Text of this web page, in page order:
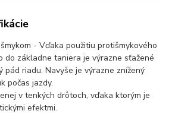
- Vďaka použitiu protišmykového
do základne taniera je výrazne sťažené
pád riadu. Navyše je výrazne znížený
počas jazdy.
v tenkých drôtoch, vďaka ktorým je
efektmi.